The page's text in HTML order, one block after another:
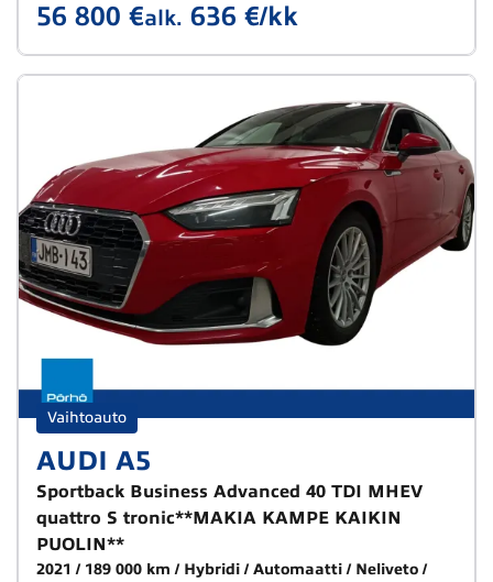
56 800 €alk. 636 €/kk
Vaihtoauto
AUDI A5
Sportback Business Advanced 40 TDI MHEV
quattro S tronic**MAKIA KAMPE KAIKIN
PUOLIN**
2021 189 000 km Hybridi Automaatti
Neliveto